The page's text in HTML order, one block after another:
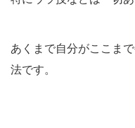
あくまで自分がここま
法です。